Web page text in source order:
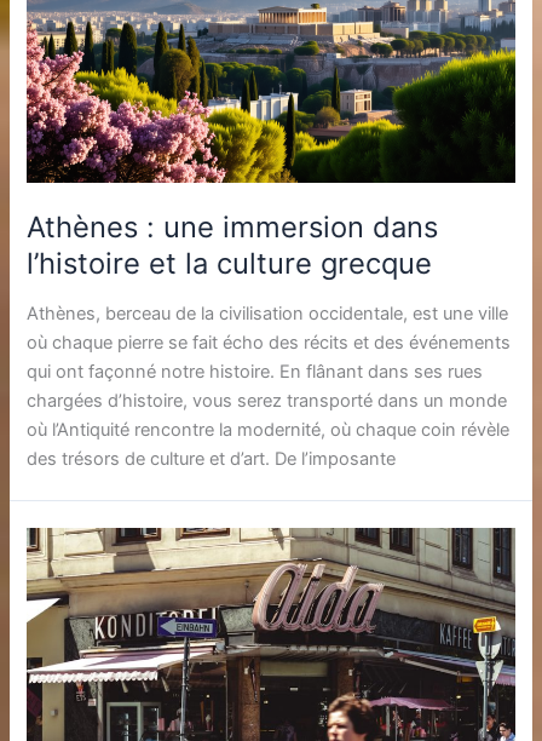
Athènes : une immersion dans
l’histoire et la culture grecque
Athènes, berceau de la civilisation occidentale, est une ville
où chaque pierre se fait écho des récits et des événements
qui ont façonné notre histoire. En flânant dans ses rues
chargées d’histoire, vous serez transporté dans un monde
où l’Antiquité rencontre la modernité, où chaque coin révèle
des trésors de culture et d’art. De l’imposante